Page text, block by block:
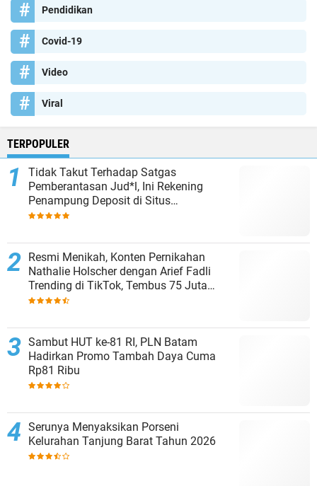
Pendidikan
Covid-19
Video
Viral
TERPOPULER
Tidak Takut Terhadap Satgas
Pemberantasan Jud*l, Ini Rekening
Penampung Deposit di Situs
MENARA4D
Resmi Menikah, Konten Pernikahan
Nathalie Holscher dengan Arief Fadli
Trending di TikTok, Tembus 75 Juta
Penonton
Sambut HUT ke-81 RI, PLN Batam
Hadirkan Promo Tambah Daya Cuma
Rp81 Ribu
Serunya Menyaksikan Porseni
Kelurahan Tanjung Barat Tahun 2026